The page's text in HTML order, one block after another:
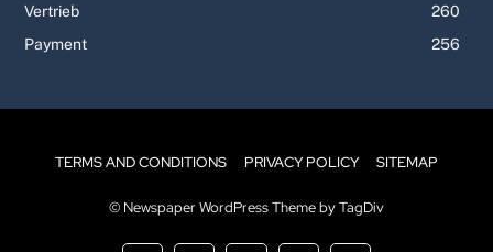
Vertrieb
260
Payment
256
TERMS AND CONDITIONS PRIVACY POLICY SITEMAP
© Newspaper WordPress Theme by TagDiv